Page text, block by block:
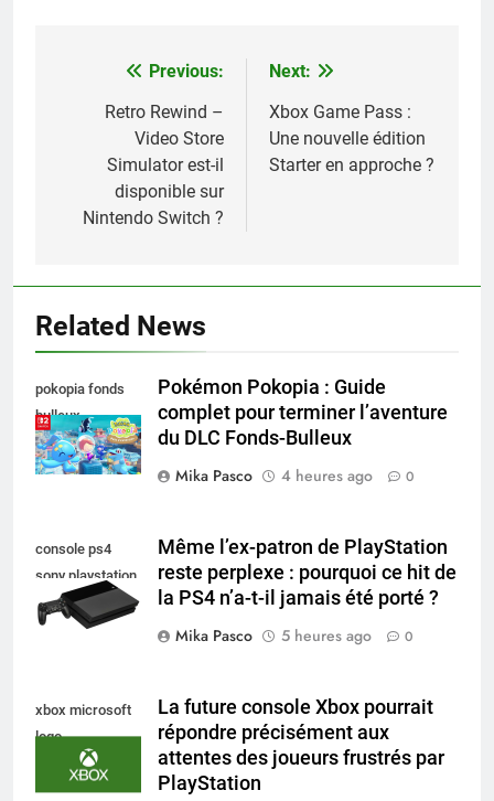
Navigation
l’article
Previous:
Retro Rewind –
Video Store
Simulator est-il
disponible sur
Nintendo Switch ?
Next:
Xbox Game Pass :
Une nouvelle édition
Starter en approche ?
Related News
pokopia fonds
bulleux
Pokémon Pokopia : Guide
complet pour terminer l’aventure
du DLC Fonds-Bulleux
Mika Pasco
4 heures ago 0
console ps4
sony playstation
Même l’ex-patron de PlayStation
reste perplexe : pourquoi ce hit de
la PS4 n’a-t-il jamais été porté ?
Mika Pasco
5 heures ago 0
xbox microsoft
logo
La future console Xbox pourrait
répondre précisément aux
attentes des joueurs frustrés par
PlayStation